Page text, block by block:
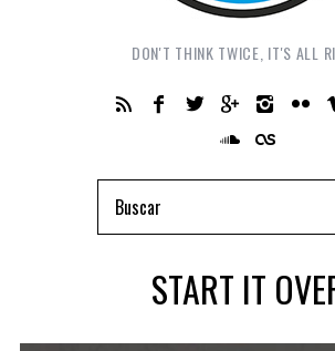
DON'T THINK TWICE, IT'S ALL
START IT